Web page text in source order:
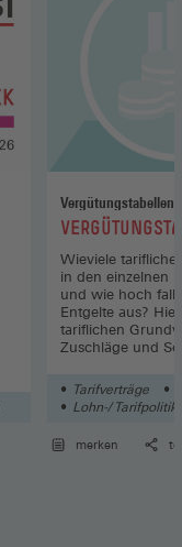
Vergütungstabellen
:
Wieviele
in den einzelnen
und wie hoch
Entgelte aus?
tariflichen
Zuschläge und
Tarifverträge
Lohn-/ Tarifpolitik
merken